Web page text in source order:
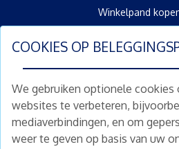
COOKIES OP
We gebruiken optionele cookies
websites te verbeteren,
mediaverbindingen, en om
weer te geven op basis van uw
Winkelpand
Overig
Diensten